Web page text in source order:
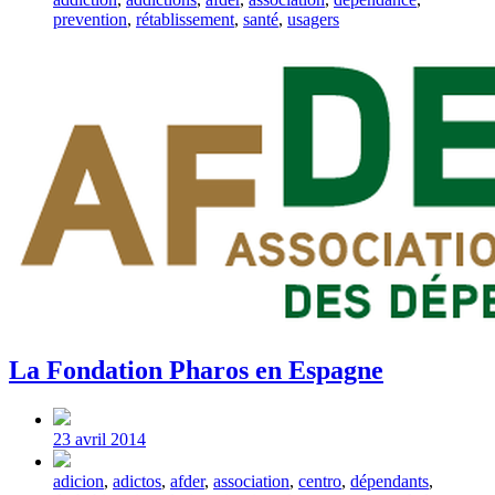
with
prevention, rétablissement, santé, usagers
La Fondation Pharos en Espagne
Post
date
23 avril 2014
Tagged
adicion, adictos, afder, association, centro, dépendants,